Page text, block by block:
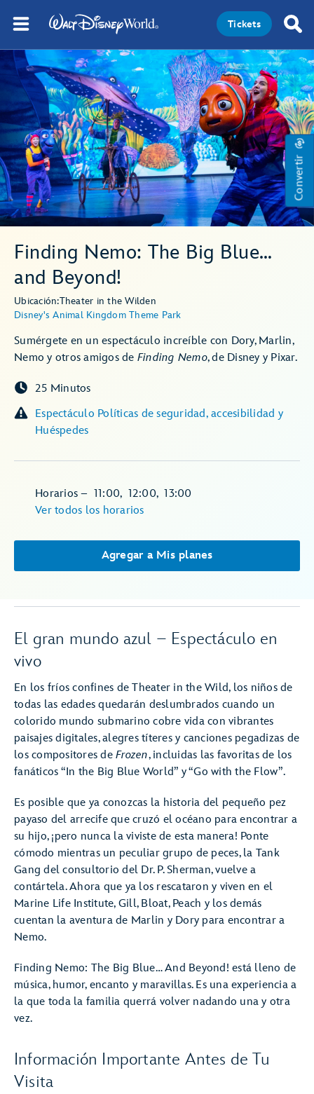
Tickets
Convertir
Finding Nemo: The Big Blue…
and Beyond!
Ubicación:Theater in the Wilden
Disney's Animal Kingdom Theme Park
Sumérgete en un espectáculo increíble con Dory, Marlin,
Nemo y otros amigos de Finding Nemo, de Disney y Pixar.
25 Minutos
Espectáculo Políticas de seguridad, accesibilidad y
Huéspedes
Horarios– 11:00, 12:00,13:00
Ver todos los horarios
Agregar a Mis planes
El gran mundo azul – Espectáculo en
vivo
En los fríos confines de Theater in the Wild, los niños de
todas las edades quedarán deslumbrados cuando un
colorido mundo submarino cobre vida con vibrantes
paisajes digitales, alegres títeres y canciones pegadizas de
los compositores de Frozen, incluidas las favoritas de los
fanáticos “In the Big Blue World” y “Go with the Flow”.
Es posible que ya conozcas la historia del pequeño pez
payaso del arrecife que cruzó el océano para encontrar a
su hijo, ¡pero nunca la viviste de esta manera! Ponte
cómodo mientras un peculiar grupo de peces, la Tank
Gang del consultorio del Dr. P. Sherman, vuelve a
contártela. Ahora que ya los rescataron y viven en el
Marine Life Institute, Gill, Bloat, Peach y los demás
cuentan la aventura de Marlin y Dory para encontrar a
Nemo.
Finding Nemo: The Big Blue… And Beyond! está lleno de
música, humor, encanto y maravillas. Es una experiencia a
la que toda la familia querrá volver nadando una y otra
vez.
Información Importante Antes de Tu
Visita